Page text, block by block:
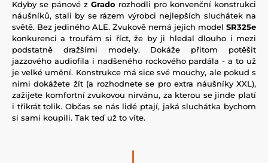
Kdyby se pánové z Grado rozhodli pro konvenční konstrukci
náušníků, stali by se rázem výrobci nejlepších sluchátek na
světě. Bez jediného ALE. Zvukově nemá jejich model SR325e
konkurenci a troufám si říct, že by ji hledal dlouho i mezi
podstatně dražšími modely. Dokáže přitom potěšit
jazzového audiofila i nadšeného rockového pardála - a to už
je velké umění. Konstrukce má sice své mouchy, ale pokud s
nimi dokážete žít (a rozhodnete se pro extra náušníky XXL),
zažijete komfortní zvukovou nirvánu, za kterou se jinde platí
i třikrát tolik. Občas se nás lidé ptají, jaká sluchátka bychom
si sami koupili. Tak teď už to víte.